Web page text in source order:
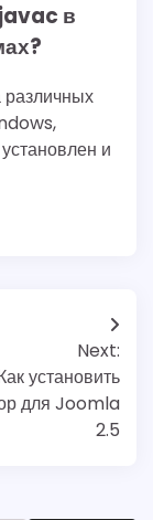
в
и
Next:
установить
для Joomla
2.5